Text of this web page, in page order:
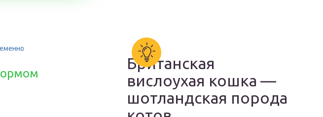
Британская
вислоухая кошка —
шотландская порода